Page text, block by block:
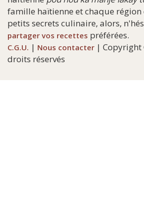
famille haïtienne et chaque région
petits secrets culinaire, alors,
partager vos recettes préférées.
C.G.U. | Nous contacter | Copyright
droits réservés